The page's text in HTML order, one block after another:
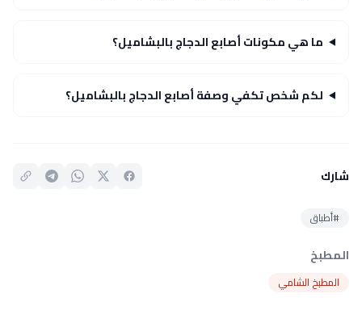
ما هي مكونات أصابع الدجاج بالبشاميل؟
لكم شخص تكفي وصفة أصابع الدجاج بالبشاميل؟
شارك
#أطباق
المطبخ
المطبخ الشامي